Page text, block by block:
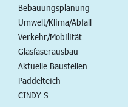
Bebauungsplanung
Umwelt/Klima/Abfall
Verkehr/Mobilität
Glasfaserausbau
Aktuelle Baustellen
Paddelteich
CINDY S